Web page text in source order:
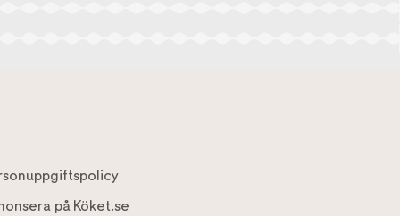
på Köket.se